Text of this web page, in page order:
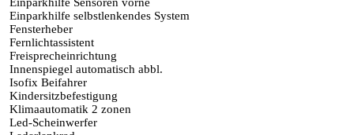
Einparkhilfe Sensoren vorne
Einparkhilfe selbstlenkendes System
Fensterheber
Fernlichtassistent
Freisprecheinrichtung
Innenspiegel automatisch abbl.
Isofix Beifahrer
Kindersitzbefestigung
Klimaautomatik 2 zonen
Led-Scheinwerfer